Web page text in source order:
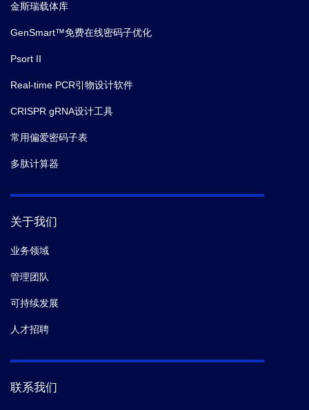
金斯瑞载体库
GenSmart™免费在线密码子优化
Psort II
Real-time PCR引物设计软件
CRISPR gRNA设计工具
常用偏爱密码子表
多肽计算器
关于我们
业务领域
管理团队
可持续发展
人才招聘
联系我们